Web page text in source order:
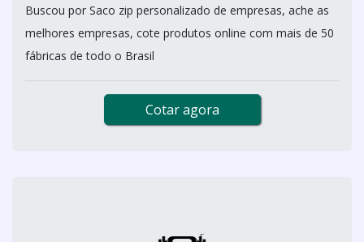
Buscou por Saco zip personalizado de empresas, ache as
melhores empresas, cote produtos online com mais de 50
fábricas de todo o Brasil
Cotar agora